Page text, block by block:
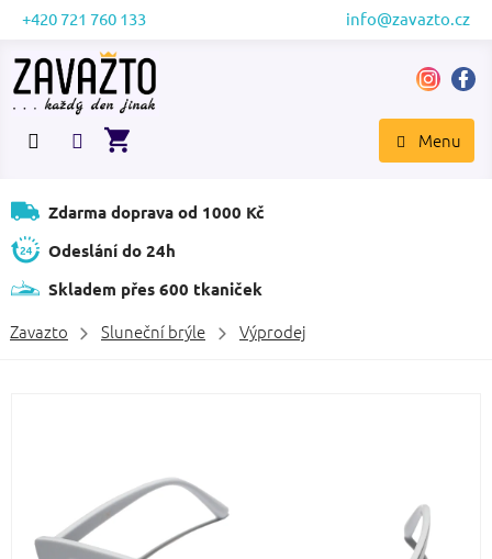
Přejít
obsah
+420 721 760 133 info@zavazto.cz
NÁKUPNÍ
Zdarma doprava od 1000 Kč
Odeslání do 24h
Skladem přes 600 tkaniček
Zavazto Sluneční brýle Výprodej